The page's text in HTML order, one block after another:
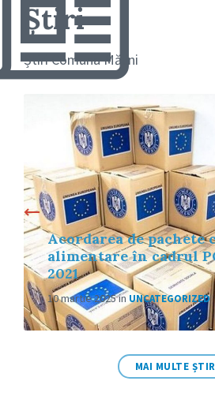
Știri
Știri Comuna Mălini
Acordarea de pachete
alimentare în cadrul
2021
10 martie 2025in UNCATEGORIZED
MAI MULTE